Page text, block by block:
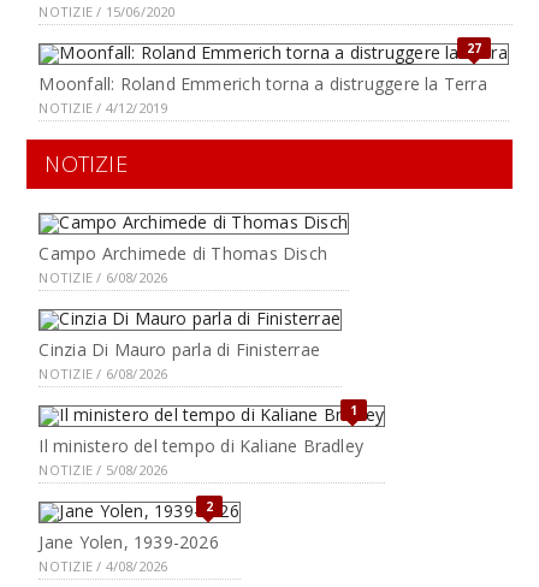
NOTIZIE / 15/06/2020
27
Moonfall: Roland Emmerich torna a distruggere la Terra
NOTIZIE / 4/12/2019
NOTIZIE
Campo Archimede di Thomas Disch
NOTIZIE / 6/08/2026
Cinzia Di Mauro parla di Finisterrae
NOTIZIE / 6/08/2026
1
Il ministero del tempo di Kaliane Bradley
NOTIZIE / 5/08/2026
2
Jane Yolen, 1939-2026
NOTIZIE / 4/08/2026